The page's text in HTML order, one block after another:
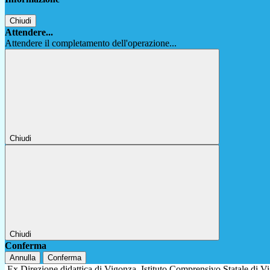
Chiudi
Attendere...
Attendere il completamento dell'operazione...
Chiudi
Chiudi
Conferma
Annulla Conferma